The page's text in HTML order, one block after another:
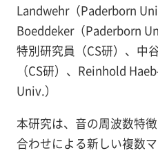
Landwehr（Paderborn
Boeddeker（Paderborn
特別研究員（CS研）、中
（CS研）、Reinhold
Univ.）
本研究は、音の周波数特
合わせによる新しい複数